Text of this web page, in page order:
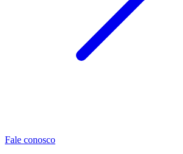
Fale conosco